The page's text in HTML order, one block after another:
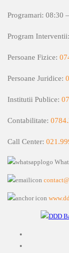
Programari: 08:30
Program
Persoane Fizice:
Persoane Juridice:
Institutii Publice:
Contabilitate:
Call Center: